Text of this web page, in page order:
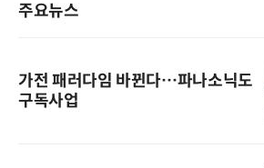
주요뉴스
가전 패러다임 바뀐다…파나소닉도
구독사업